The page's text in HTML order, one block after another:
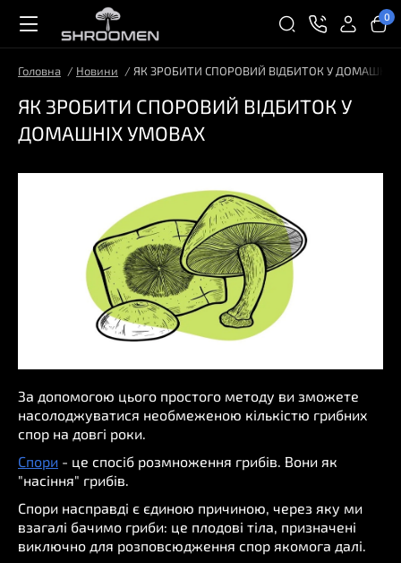
0
Головна Новини ЯК ЗРОБИТИ СПОРОВИЙ ВІДБИТОК У
ЯК ЗРОБИТИ СПОРОВИЙ ВІДБИТОК У
ДОМАШНІХ УМОВАХ
За допомогою цього простого методу ви зможете
насолоджуватися необмеженою кількістю грибних
спор на довгі роки.
Спори - це спосіб розмноження грибів. Вони як
"насіння" грибів.
Спори насправді є єдиною причиною, через яку ми
взагалі бачимо гриби: це плодові тіла, призначені
виключно для розповсюдження спор якомога далі.